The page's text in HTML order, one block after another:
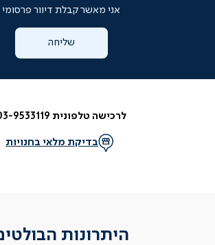
אני מאשר קבלת דיוור פרסומי
שליחה
לרכישה טלפונית 03-9533119
בדיקת מלאי בחנויות
היתרונות